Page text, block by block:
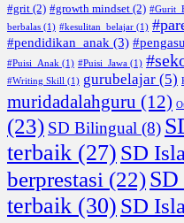
#grit (2) #growth mindset (2)
berbalas (1) #kesulitan_belajar (1)
#pendidikan_anak (3)
#Puisi_Anak (1) #Puisi_Jawa (1)
#Writing Skill (1) gurubelajar (5)
muridadalahguru (12)
(23) SD Bilingual (8)
terbaik (27) SD
berprestasi (22)
terbaik (30) SD